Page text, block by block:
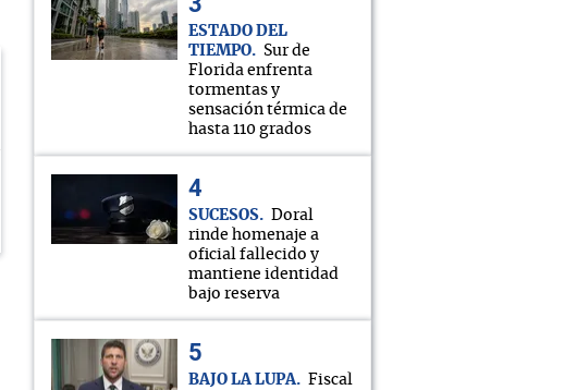
ESTADO DEL
TIEMPO
Sur de
Florida enfrenta
tormentas y
sensación térmica de
hasta 110 grados
SUCESOS
Doral
rinde homenaje a
oficial fallecido y
mantiene identidad
bajo reserva
BAJO LA LUPA
Fiscal